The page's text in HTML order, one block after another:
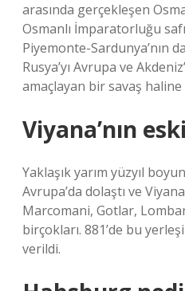
arasında gerçekleşen
Osmanlı İmparatorluğu
Piyemonte-Sardunya’nın
Rusya’yı Avrupa ve
amaçlayan bir savaş
Viyana’nın
Yaklaşık yarım yüzyıl
Avrupa’da dolaştı ve
Marcomani, Gotlar,
birçokları. 881’de bu
verildi.